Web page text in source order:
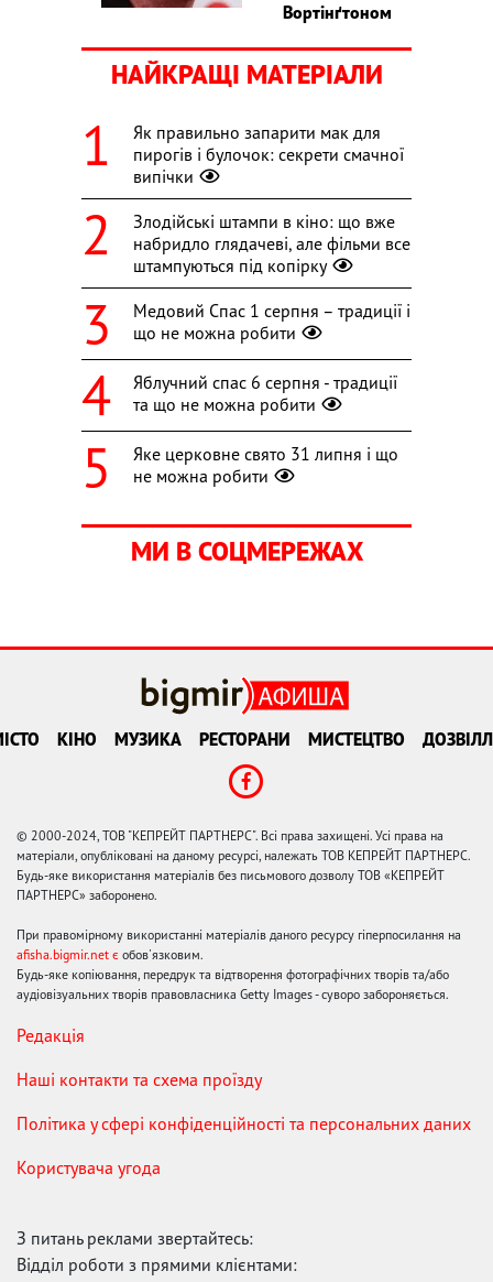
Вортінґтоном
НАЙКРАЩІ МАТЕРІАЛИ
Як правильно запарити мак для
пирогів і булочок: секрети смачної
випічки
Злодійські штампи в кіно: що вже
набридло глядачеві, але фільми все
штампуються під копірку
Медовий Спас 1 серпня – традиції і
що не можна робити
Яблучний спас 6 серпня - традиції
та що не можна робити
Яке церковне свято 31 липня і що
не можна робити
МИ В СОЦМЕРЕЖАХ
КІНО МУЗИКА РЕСТОРАНИ МИСТЕЦТВО
© 2000-2024, ТОВ "КЕПРЕЙТ ПАРТНЕРС". Всі права захищені. Усі права на
матеріали, опубліковані на даному ресурсі, належать ТОВ КЕПРЕЙТ ПАРТНЕРС.
Будь-яке використання матеріалів без письмового дозволу ТОВ «КЕПРЕЙТ
ПАРТНЕРС» заборонено.
При правомірному використанні матеріалів даного ресурсу гіперпосилання на
afisha.bigmir.net є обов'язковим.
Будь-яке копіювання, передрук та відтворення фотографічних творів та/або
аудіовізуальних творів правовласника Getty Images - суворо забороняється.
Редакція
Наші контакти та схема проїзду
Політика у сфері конфіденційності та персональних даних
Користувача угода
З питань реклами звертайтесь:
Відділ роботи з прямими клієнтами: